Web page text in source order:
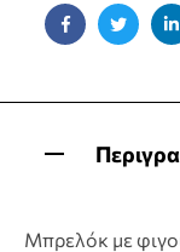
FacebookTwitter
Μπρελόκ με